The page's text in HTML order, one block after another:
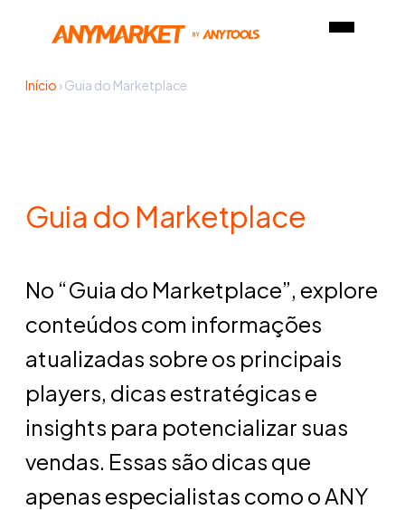
Início ›Guia do Marketplace
Guia do Marketplace
No “Guia do Marketplace”, explore
conteúdos com informações
atualizadas sobre os principais
players, dicas estratégicas e
insights para potencializar suas
vendas. Essas são dicas que
apenas especialistas como o ANY